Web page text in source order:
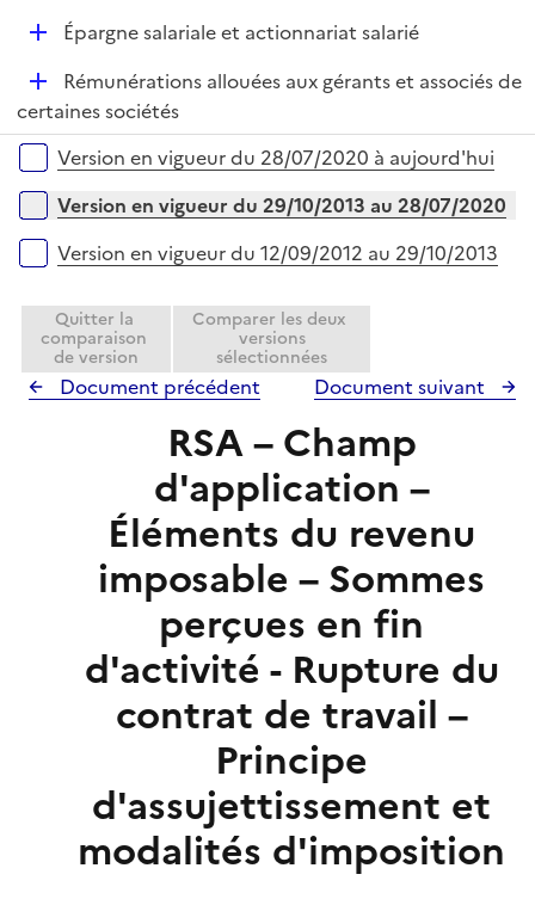
e
r
D
l
e
r
Épargne salariale et actionnariat salarié
D
é
p
e
r
Rémunérations allouées aux gérants et associés de
certaines sociétés
Versions sur la période
Version en vigueur du 28/07/2020 à aujourd'hui
Version en vigueur du 29/10/2013 au 28/07/2020
Version en vigueur du 12/09/2012 au 29/10/2013
Quitter la
comparaison
de version
Comparer les deux
versions
sélectionnées
Document précédent Document suivant
RSA – Champ
d'application –
Éléments du revenu
imposable – Sommes
perçues en fin
d'activité - Rupture du
contrat de travail –
Principe
d'assujettissement et
modalités d'imposition